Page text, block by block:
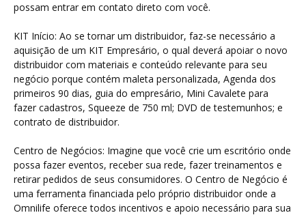
possam entrar em contato direto com você.
KIT Início: Ao se tornar um distribuidor, faz-se necessário a
aquisição de um KIT Empresário, o qual deverá apoiar o novo
distribuidor com materiais e conteúdo relevante para seu
negócio porque contém maleta personalizada, Agenda dos
primeiros 90 dias, guia do empresário, Mini Cavalete para
fazer cadastros, Squeeze de 750 ml; DVD de testemunhos; e
contrato de distribuidor.
Centro de Negócios: Imagine que você crie um escritório onde
possa fazer eventos, receber sua rede, fazer treinamentos e
retirar pedidos de seus consumidores. O Centro de Negócio é
uma ferramenta financiada pelo próprio distribuidor onde a
Omnilife oferece todos incentivos e apoio necessário para sua